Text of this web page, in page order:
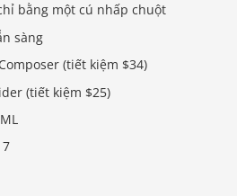
bằng một cú nhấp chuột
sàng
(tiết kiệm $34)
(tiết kiệm $25)